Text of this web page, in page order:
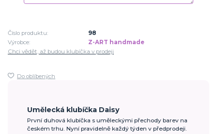
Číslo produktu:
98
Výrobce:
Z-ART handmade
Chci vědět, až budou klubíčka v prodeji
Do oblíbených
Umělecká klubíčka Daisy
První duhová klubíčka s uměleckými přechody barev na
českém trhu. Nyní pravidelně každý týden v předprodeji.